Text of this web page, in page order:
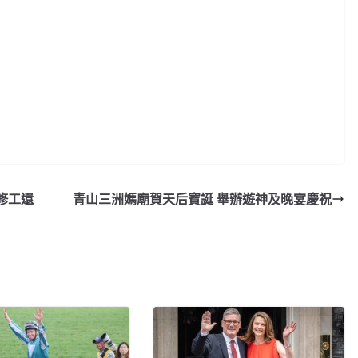
工還 青山三洲媽廟賀天后寶誕 舉辦遊神及晚宴慶祝